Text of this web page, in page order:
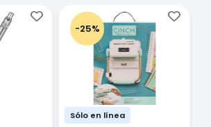
-25%
Sólo en línea